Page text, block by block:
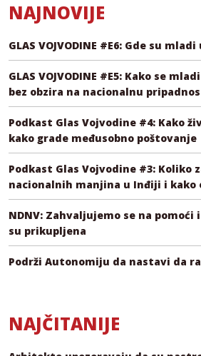
NAJNOVIJE
GLAS VOJVODINE #E6: Gde su
GLAS VOJVODINE #E5: Kako se
bez obzira na nacionalnu
Podkast Glas Vojvodine #4: Kako
kako grade međusobno poštovanje
Podkast Glas Vojvodine #3: Koliko
nacionalnih manjina u Inđiji i kako
NDNV: Zahvaljujemo se na pomoći
su prikupljena
Podrži Autonomiju da nastavi da
NAJČITANIJE